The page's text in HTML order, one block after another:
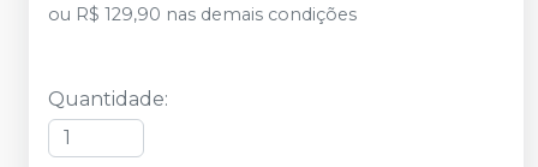
ou R$ 129,90 nas demais condições
Quantidade: